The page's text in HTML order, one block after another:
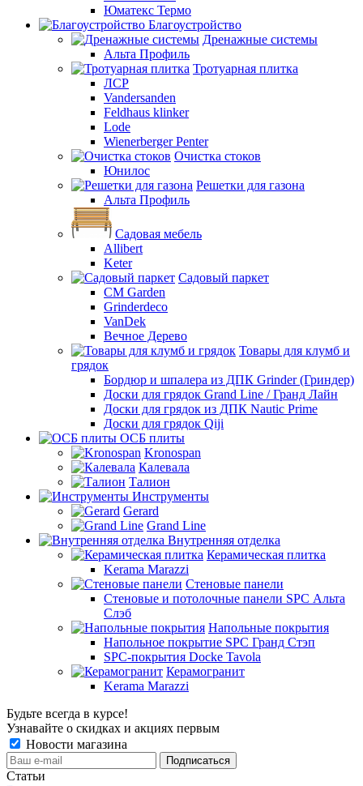
Юматекс Термо
Благоустройство
Дренажные системы
Альта Профиль
Тротуарная плитка
ЛСР
Vandersanden
Feldhaus klinker
Lode
Wienerberger Penter
Очистка стоков
Юнилос
Решетки для газона
Альта Профиль
Садовая мебель
Allibert
Keter
Садовый паркет
CM Garden
Grinderdeco
VanDek
Вечное Дерево
Товары для клумб и
грядок
Бордюр и шпалера из ДПК Grinder (Гриндер)
Доски для грядок Grand Line / Гранд Лайн
Доски для грядок из ДПК Nautic Prime
Доски для грядок Qiji
ОСБ плиты
Kronospan
Калевала
Талион
Инструменты
Gerard
Grand Line
Внутренняя отделка
Керамическая плитка
Kerama Marazzi
Стеновые панели
Стеновые и потолочные панели SPC Альта
Слэб
Напольные покрытия
Напольное покрытие SPC Гранд Стэп
SPC-покрытия Docke Tavola
Керамогранит
Kerama Marazzi
Будьте всегда в курсе!
Узнавайте о скидках и акциях первым
Новости магазина
Статьи